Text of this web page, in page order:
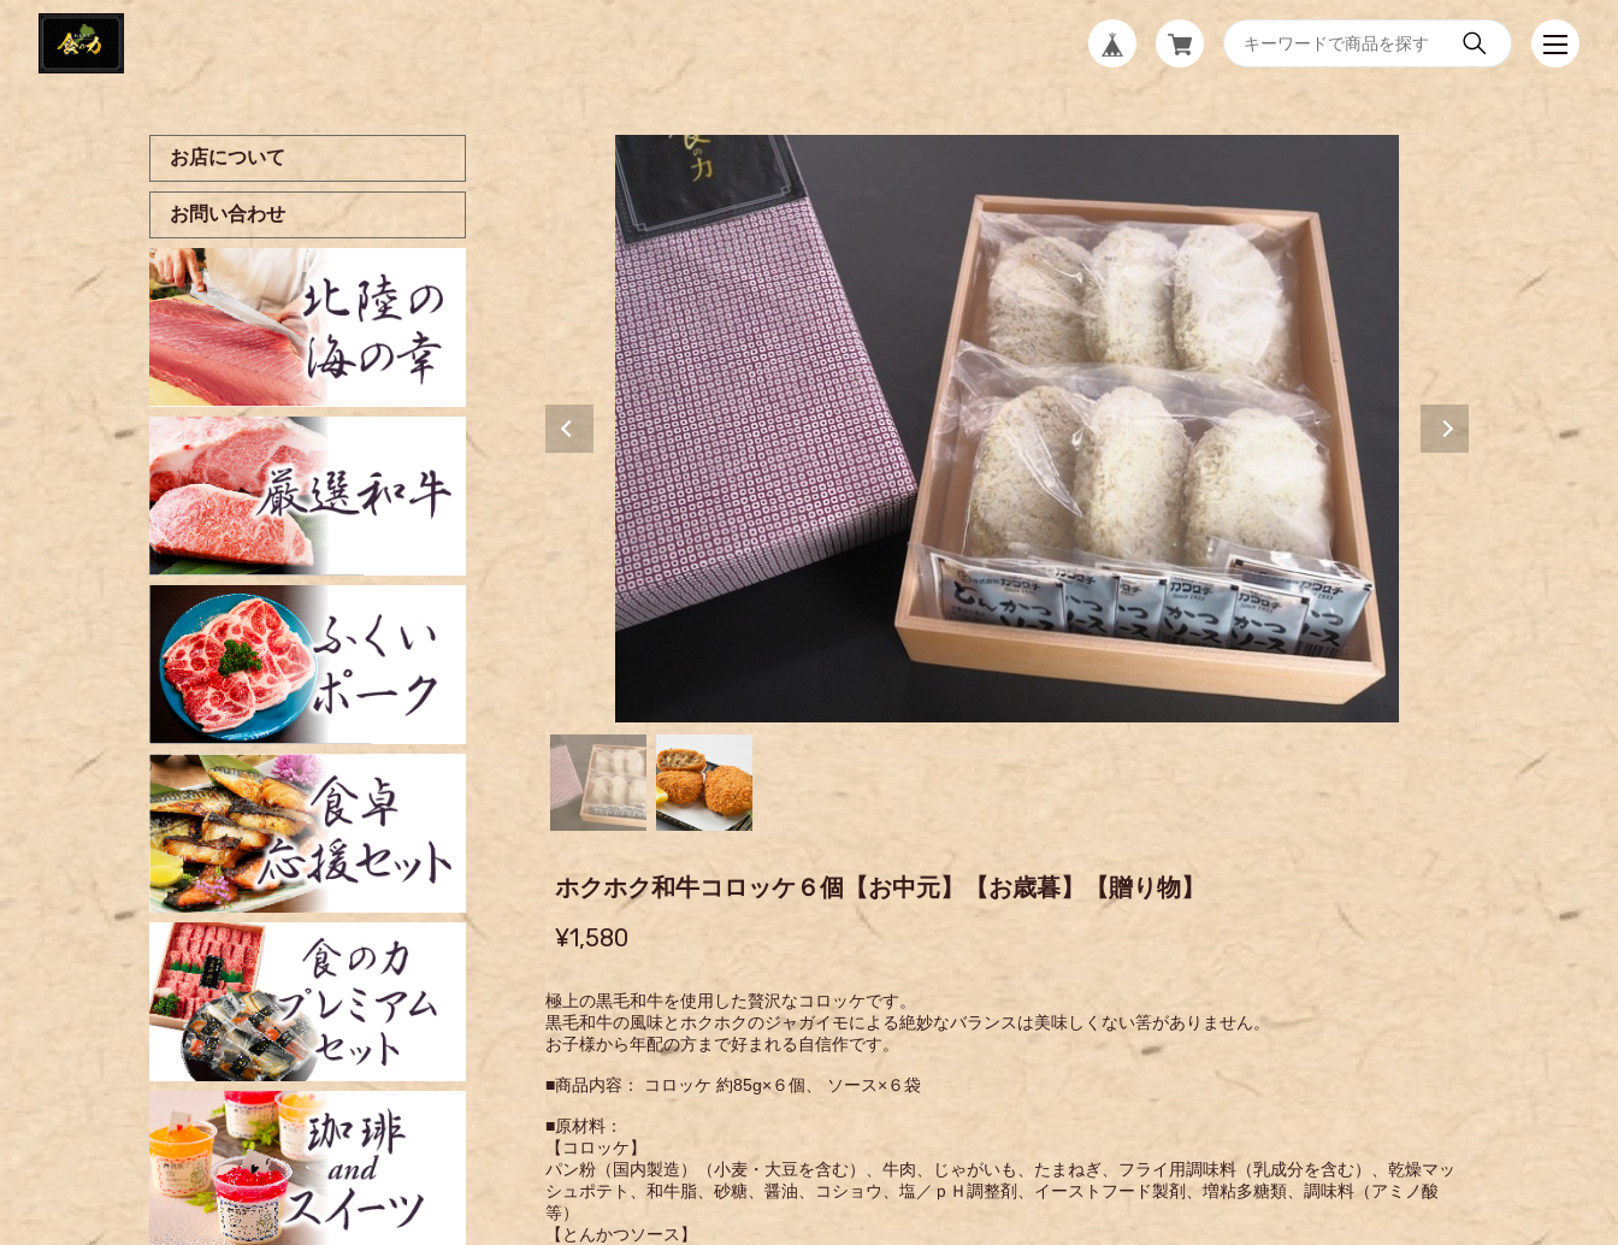
お店について
お問い合わせ
ホクホク和牛コロッケ６個【お中元】【お歳暮】【贈り物】
¥1,580
極上の黒毛和牛を使用した贅沢なコロッケです。
黒毛和牛の風味とホクホクのジャガイモによる絶妙なバランスは美味しくない筈がありません。
お子様から年配の方まで好まれる自信作です。
■商品内容： コロッケ 約85g×６個、 ソース×６袋
■原材料：
【コロッケ】
パン粉（国内製造）（小麦・大豆を含む）、牛肉、じゃがいも、たまねぎ、フライ用調味料（乳成分を含む）、乾燥マッ
シュポテト、和牛脂、砂糖、醤油、コショウ、塩／ｐＨ調整剤、イーストフード製剤、増粘多糖類、調味料（アミノ酸
等）
【とんかつソース】